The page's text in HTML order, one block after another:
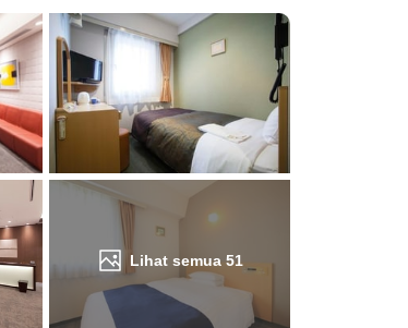
Lihat semua 51